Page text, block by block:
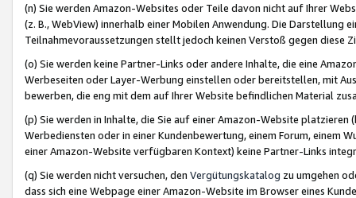
(n) Sie werden Amazon-Websites oder Teile davon nicht auf Ihrer
(z. B., WebView) innerhalb einer Mobilen Anwendung. Die Darstellung
Teilnahmevoraussetzungen stellt jedoch keinen Verstoß gegen diese
(o) Sie werden keine Partner-Links oder andere Inhalte, die eine
Werbeseiten oder Layer-Werbung einstellen oder bereitstellen, mit
bewerben, die eng mit dem auf Ihrer Website befindlichen Material
(p) Sie werden in Inhalte, die Sie auf einer Amazon-Website
Werbediensten oder in einer Kundenbewertung, einem Forum, einem
einer Amazon-Website verfügbaren Kontext) keine Partner-Links
(q) Sie werden nicht versuchen, den Vergütungskatalog zu umgehen
dass sich eine Webpage einer Amazon-Website im Browser eines